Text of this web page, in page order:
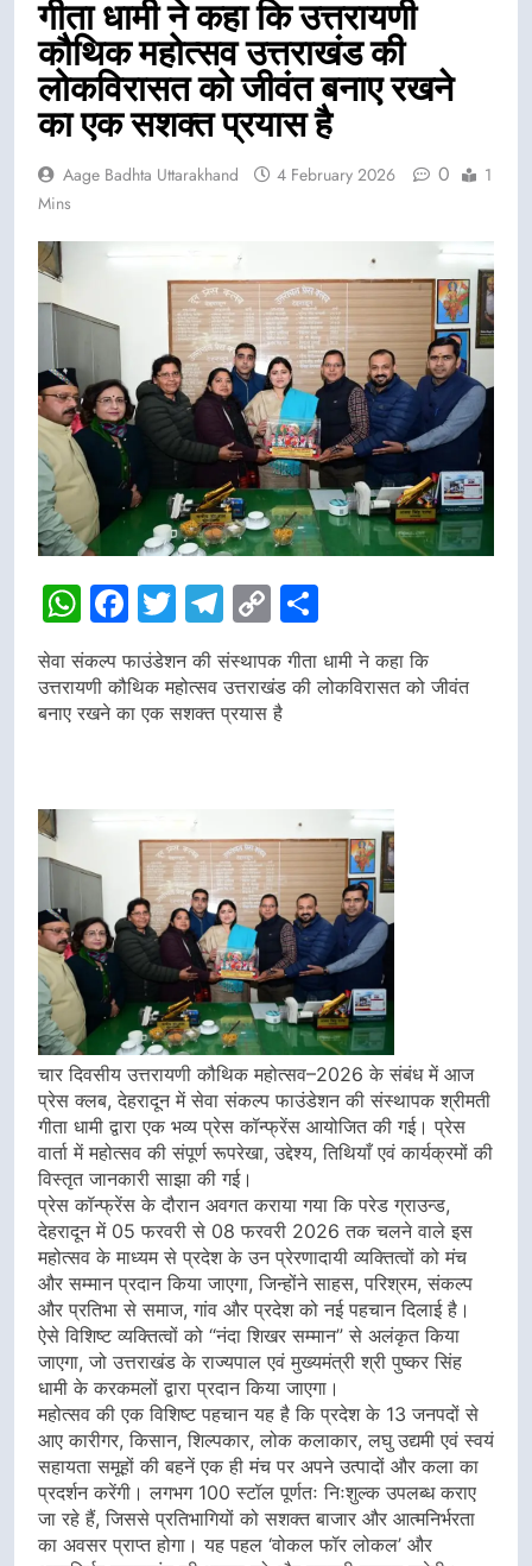
गीता धामी ने कहा कि उत्तरायणी
कौथिक महोत्सव उत्तराखंड की
लोकविरासत को जीवंत बनाए रखने
का एक सशक्त प्रयास है
Aage Badhta Uttarakhand 4 February 2026 0
1
Mins
WhatsApp
Facebook
Twitter
Telegram
Copy
Link
सेवा संकल्प फाउंडेशन की संस्थापक गीता धामी ने कहा कि
उत्तरायणी कौथिक महोत्सव उत्तराखंड की लोकविरासत को जीवंत
बनाए रखने का एक सशक्त प्रयास है
चार दिवसीय उत्तरायणी कौथिक महोत्सव–2026 के संबंध में आज
प्रेस क्लब, देहरादून में सेवा संकल्प फाउंडेशन की संस्थापक श्रीमती
गीता धामी द्वारा एक भव्य प्रेस कॉन्फ्रेंस आयोजित की गई। प्रेस
वार्ता में महोत्सव की संपूर्ण रूपरेखा, उद्देश्य, तिथियाँ एवं कार्यक्रमों की
विस्तृत जानकारी साझा की गई।
प्रेस कॉन्फ्रेंस के दौरान अवगत कराया गया कि परेड ग्राउन्ड,
देहरादून में 05 फरवरी से 08 फरवरी 2026 तक चलने वाले इस
महोत्सव के माध्यम से प्रदेश के उन प्रेरणादायी व्यक्तित्वों को मंच
और सम्मान प्रदान किया जाएगा, जिन्होंने साहस, परिश्रम, संकल्प
और प्रतिभा से समाज, गांव और प्रदेश को नई पहचान दिलाई है।
ऐसे विशिष्ट व्यक्तित्वों को “नंदा शिखर सम्मान” से अलंकृत किया
जाएगा, जो उत्तराखंड के राज्यपाल एवं मुख्यमंत्री श्री पुष्कर सिंह
धामी के करकमलों द्वारा प्रदान किया जाएगा।
महोत्सव की एक विशिष्ट पहचान यह है कि प्रदेश के 13 जनपदों से
आए कारीगर, किसान, शिल्पकार, लोक कलाकार, लघु उद्यमी एवं स्वयं
सहायता समूहों की बहनें एक ही मंच पर अपने उत्पादों और कला का
प्रदर्शन करेंगी। लगभग 100 स्टॉल पूर्णतः निःशुल्क उपलब्ध कराए
जा रहे हैं, जिससे प्रतिभागियों को सशक्त बाजार और आत्मनिर्भरता
का अवसर प्राप्त होगा। यह पहल ‘वोकल फॉर लोकल’ और